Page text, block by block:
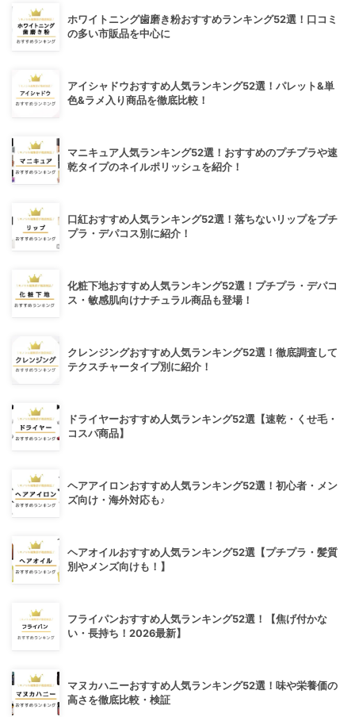
ホワイトニング歯磨き粉おすすめランキング52選！口コミ
の多い市販品を中心に
アイシャドウおすすめ人気ランキング52選！パレット&単
色&ラメ入り商品を徹底比較！
マニキュア人気ランキング52選！おすすめのプチプラや速
乾タイプのネイルポリッシュを紹介！
口紅おすすめ人気ランキング52選！落ちないリップをプチ
プラ・デパコス別に紹介！
化粧下地おすすめ人気ランキング52選！プチプラ・デパコ
ス・敏感肌向けナチュラル商品も登場！
クレンジングおすすめ人気ランキング52選！徹底調査して
テクスチャータイプ別に紹介！
ドライヤーおすすめ人気ランキング52選【速乾・くせ毛・
コスパ商品】
ヘアアイロンおすすめ人気ランキング52選！初心者・メン
ズ向け・海外対応も♪
ヘアオイルおすすめ人気ランキング52選【プチプラ・髪質
別やメンズ向けも！】
フライパンおすすめ人気ランキング52選！【焦げ付かな
い・長持ち！2026最新】
マヌカハニーおすすめ人気ランキング52選！味や栄養価の
高さを徹底比較・検証